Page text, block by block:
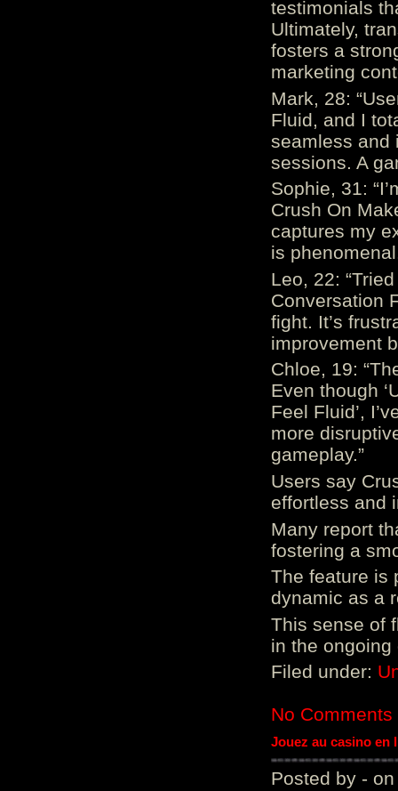
testimonials
Ultimately,
fosters a
marketing
Mark, 28:
Fluid, and I
seamless and
sessions. A
Sophie, 31:
Crush On
captures my
is
Leo, 22:
Conversation
fight. It’s
improvement
Chloe, 19:
Even though
Feel Fluid’,
more
gameplay.”
Users say
effortless and
Many report
fostering a
The feature is
dynamic as a
This sense of
in the ongoing
Filed under:
No Comments
Jouez au casino en
Posted by - on